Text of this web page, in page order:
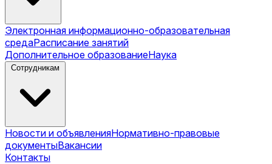
Электронная информационно-образовательная
средаРасписание занятий
Дополнительное образованиеНаука
Сотрудникам
Новости и объявленияНормативно-правовые
документыВакансии
Контакты